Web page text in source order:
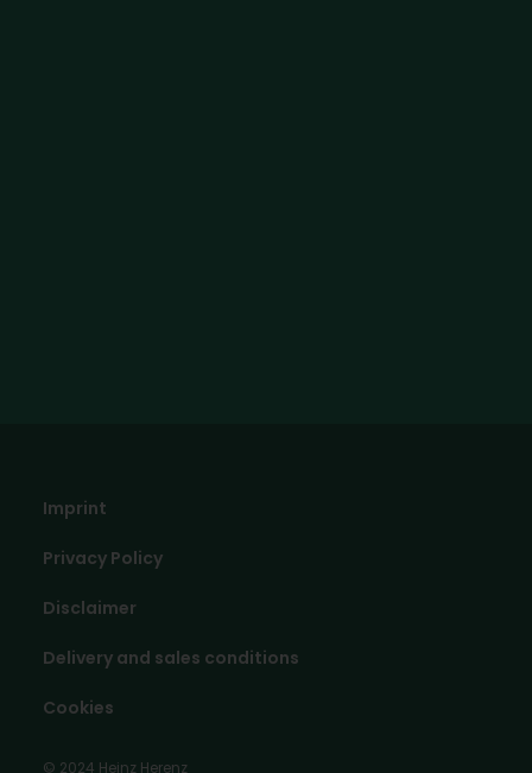
Imprint
Privacy Policy
Disclaimer
Delivery and sales conditions
Cookies
© 2024 Heinz Herenz